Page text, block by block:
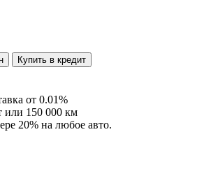
Купить в кредит
от 0.01%
или 150 000 км
20% на любое авто.